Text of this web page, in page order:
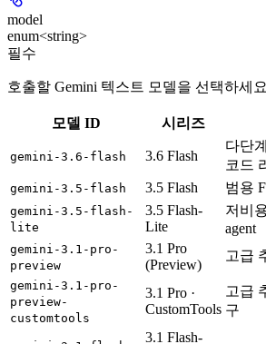
model
enum<string>
필수
호출할 Gemini 텍스트 모델을 선택하세
모델 ID 시리즈
gemini-3.6-flash 3.6 Flash
다단
코드
gemini-3.5-flash 3.5 Flash 범용
gemini-3.5-flash-
lite
3.5 Flash-
Lite
저비
agent
gemini-3.1-pro-
preview
3.1 Pro
(Preview)
고급
gemini-3.1-pro-
preview-
customtools
3.1 Pro ·
CustomTools
고급
구
3.1 Flash-